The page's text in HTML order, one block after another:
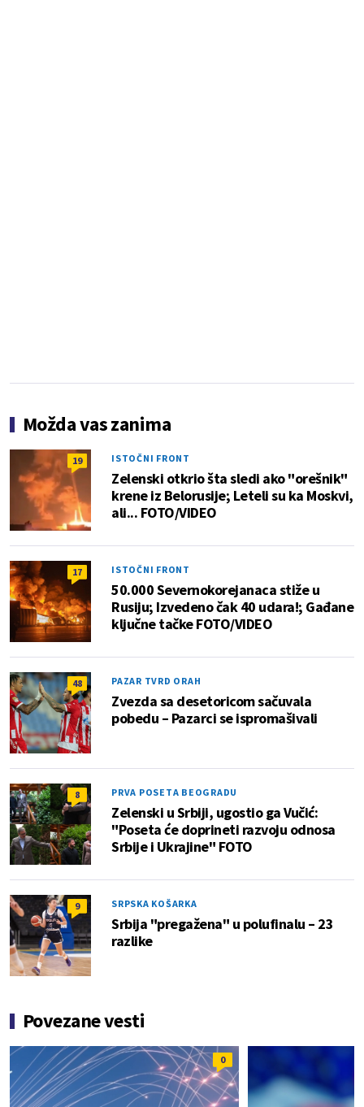
Možda vas zanima
19 ISTOČNI FRONT
Zelenski otkrio šta sledi ako "orešnik"
krene iz Belorusije; Leteli su ka Moskvi,
ali... FOTO/VIDEO
17 ISTOČNI FRONT
50.000 Severnokorejanaca stiže u
Rusiju; Izvedeno čak 40 udara!; Gađane
ključne tačke FOTO/VIDEO
48 PAZAR TVRD ORAH
Zvezda sa desetoricom sačuvala
pobedu – Pazarci se ispromašivali
8 PRVA POSETA BEOGRADU
Zelenski u Srbiji, ugostio ga Vučić:
"Poseta će doprineti razvoju odnosa
Srbije i Ukrajine" FOTO
9 SRPSKA KOŠARKA
Srbija "pregažena" u polufinalu – 23
razlike
Povezane vesti
0